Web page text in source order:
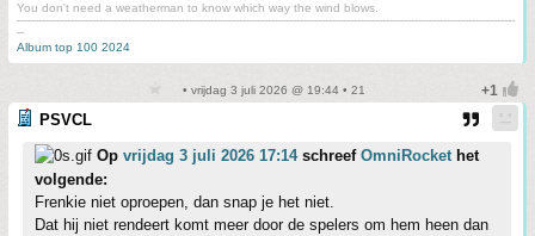
You don't need a weatherman to know which way the wind blows.
-------------------------------------------------------------------------------------------------------------------------------------------
--
Album top 100 2024
• vrijdag 3 juli 2026 @ 19:44 • 21
PSVCL
Op vrijdag 3 juli 2026 17:14schreef OmniRockethet
volgende:
Frenkie niet oproepen, dan snap je het niet.
Dat hij niet rendeert komt meer door de spelers om hem heen dan